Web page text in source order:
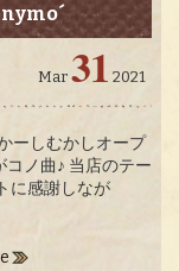
Mar 31 2021
ーしむかしオープ
ノ曲♪ 当店のテー
に感謝しなが